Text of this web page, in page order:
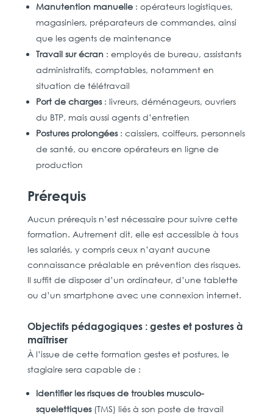
Manutention manuelle: opérateurs logistiques,
magasiniers, préparateurs de commandes, ainsi
que les agents de maintenance
Travail sur écran : employés de bureau, assistants
administratifs, comptables, notamment en
situation de télétravail
Port de charges: livreurs, déménageurs, ouvriers
du BTP, mais aussi agents d’entretien
Postures prolongées: caissiers, coiffeurs, personnels
de santé, ou encore opérateurs en ligne de
production
Prérequis
Aucun prérequis n’est nécessaire pour suivre cette
formation. Autrement dit, elle est accessible à tous
les salariés, y compris ceux n’ayant aucune
connaissance préalable en prévention des risques.
Il suffit de disposer d’un ordinateur, d’une tablette
ou d’un smartphone avec une connexion internet.
Objectifs pédagogiques : gestes et postures à
maîtriser
À l’issue de cette formation gestes et postures, le
stagiaire sera capable de :
Identifier les risques de troubles musculo-
squelettiques(TMS) liés à son poste de travail